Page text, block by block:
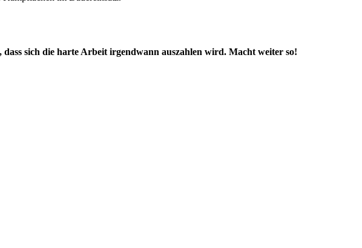
sich die harte Arbeit irgendwann auszahlen wird. Macht weiter so!